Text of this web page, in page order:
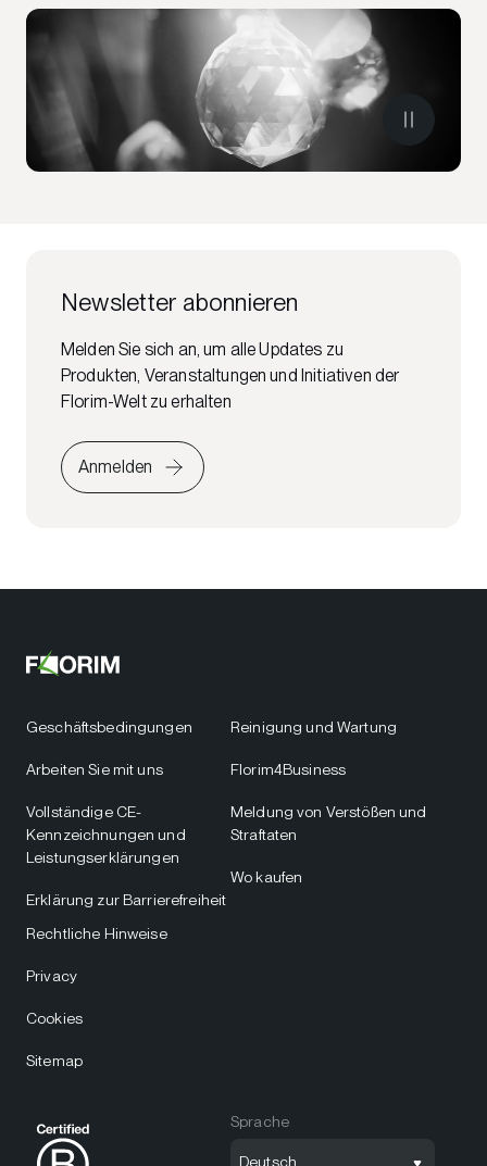
Newsletter abonnieren
Melden Sie sich an, um alle Updates zu
Produkten, Veranstaltungen und Initiativen der
Florim-Welt zu erhalten
Anmelden
Geschäftsbedingungen
Arbeiten Sie mit uns
Vollständige CE-
Kennzeichnungen und
Leistungserklärungen
Erklärung zur Barrierefreiheit
Reinigung und Wartung
Florim4Business
Meldung von Verstößen und
Straftaten
Wo kaufen
Rechtliche Hinweise
Privacy
Cookies
Sitemap
Sprache
Deutsch